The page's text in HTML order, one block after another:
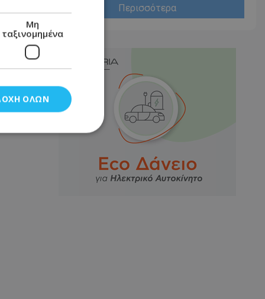
Περισσότερα
Μη
ταξινομημένα
ΌΛΩΝ
και
σύμφωνα με τον